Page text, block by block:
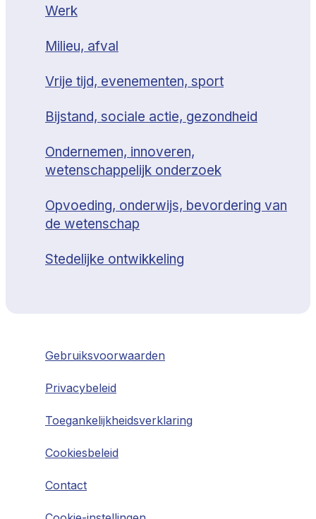
Werk
Milieu, afval
Vrije tijd, evenementen, sport
Bijstand, sociale actie, gezondheid
Ondernemen, innoveren,
wetenschappelijk onderzoek
Opvoeding, onderwijs, bevordering van
de wetenschap
Stedelijke ontwikkeling
Gebruiksvoorwaarden
Privacybeleid
Toegankelijkheidsverklaring
Cookiesbeleid
Contact